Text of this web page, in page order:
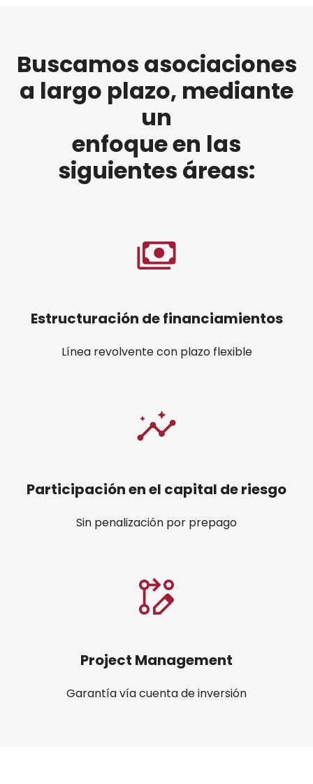
Buscamos asociaciones
a largo plazo, mediante
un
enfoque en las
siguientes áreas:
Estructuración de financiamientos
Línea revolvente con plazo flexible
Participación en el capital de riesgo
Sin penalización por prepago
Project Management
Garantía vía cuenta de inversión